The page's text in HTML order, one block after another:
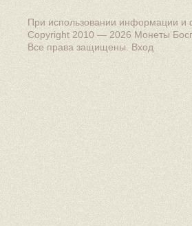
При использовании информации и
Copyright 2010 — 2026 Монеты
Все права защищены. Вход